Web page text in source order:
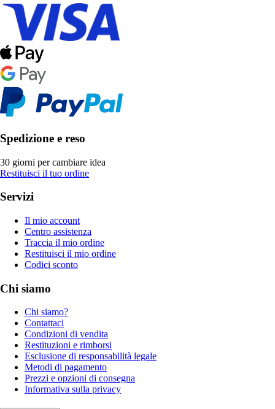
Spedizione e reso
30 giorni per cambiare idea
Restituisci il tuo ordine
Servizi
Il mio account
Centro assistenza
Traccia il mio ordine
Restituisci il mio ordine
Codici sconto
Chi siamo
Chi siamo?
Contattaci
Condizioni di vendita
Restituzioni e rimborsi
Esclusione di responsabilità legale
Metodi di pagamento
Prezzi e opzioni di consegna
Informativa sulla privacy